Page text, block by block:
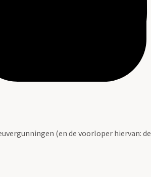
(en de voorloper hiervan: de